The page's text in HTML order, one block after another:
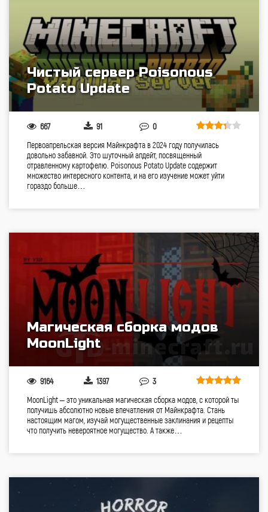
Чистый сервер Poisonous
Potato Update
667 91 0
Первоапрельская версия Майнкрафта в 2024 году получилась
довольно забавной. Это шуточный апдейт, посвященный
отравленному картофелю. Poisonous Potato Update содержит
множество интересного контента, и на его изучение может уйти
гораздо больше…
Магическая сборка модов
MoonLight
9164 1397 3
MoonLight – это уникальная магическая сборка модов, с которой ты
получишь абсолютно новые впечатления от Майнкрафта. Стань
настоящим магом, изучай могущественные заклинания и рецепты
что получить невероятное могущество. А также…